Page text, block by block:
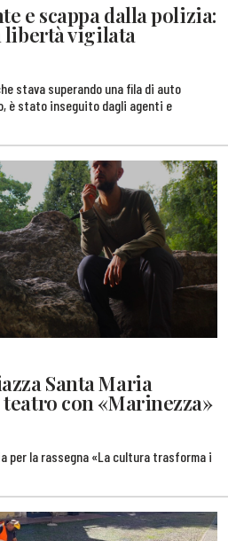
e scappa dalla polizia:
libertà vigilata
stava superando una fila di auto
è stato inseguito dagli agenti e
Santa Maria
con «Marinezza»
per la rassegna «La cultura trasforma i